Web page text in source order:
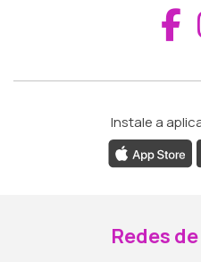
Instale a
Redes